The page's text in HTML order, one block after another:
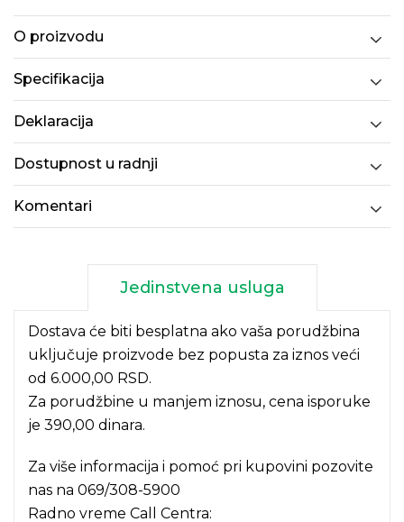
O proizvodu
Specifikacija
Deklaracija
Dostupnost u radnji
Komentari
Jedinstvena usluga
Dostava će biti besplatna ako vaša porudžbina
uključuje proizvode bez popusta za iznos veći
od 6.000,00 RSD.
Za porudžbine u manjem iznosu, cena isporuke
je 390,00 dinara.
Za više informacija i pomoć pri kupovini pozovite
nas na 069/308-5900
Radno vreme Call Centra: